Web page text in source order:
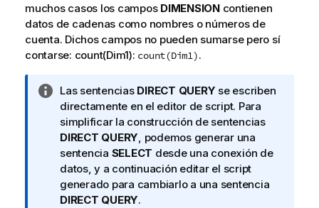
muchos casos los campos DIMENSIONcontienen
datos de cadenas como nombres o números de
cuenta. Dichos campos no pueden sumarse pero sí
contarse: count(Dim1): count(Dim1).
N
o
t
a
i
n
f
o
Las sentencias DIRECT QUERY se escriben
directamente en el editor de script. Para
simplificar la construcción de sentencias
DIRECT QUERY, podemos generar una
sentencia SELECT desde una conexión de
datos, y a continuación editar el script
generado para cambiarlo a una sentencia
DIRECT QUERY.